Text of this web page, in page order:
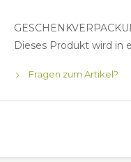
Dieses Produkt wird in
Fragen zum Artikel?